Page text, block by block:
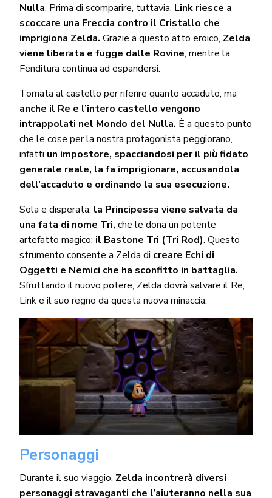
Nulla. Prima di scomparire, tuttavia, Link riesce a
scoccare una Freccia contro il Cristallo che
imprigiona Zelda. Grazie a questo atto eroico, Zelda
viene liberata e fugge dalle Rovine, mentre la
Fenditura continua ad espandersi.
Tornata al castello per riferire quanto accaduto, ma
anche il Re e l’intero castello vengono
intrappolati nel Mondo del Nulla. È a questo punto
che le cose per la nostra protagonista peggiorano,
infatti un impostore, spacciandosi per il più fidato
generale reale, la fa imprigionare, accusandola
dell’accaduto e ordinando la sua esecuzione.
Sola e disperata, la Principessa viene salvata da
una fata di nome Tri, che le dona un potente
artefatto magico: il Bastone Tri (Tri Rod). Questo
strumento consente a Zelda di creare Echi di
Oggetti e Nemici che ha sconfitto in battaglia.
Sfruttando il nuovo potere, Zelda dovrà salvare il Re,
Link e il suo regno da questa nuova minaccia.
Personaggi
Durante il suo viaggio, Zelda incontrerà diversi
personaggi stravaganti che l’aiuteranno nella sua